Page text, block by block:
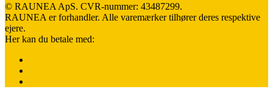
© RAUNEA ApS. CVR-nummer: 43487299.
RAUNEA er forhandler. Alle varemærker tilhører deres respektive
ejere.
Her kan du betale med: